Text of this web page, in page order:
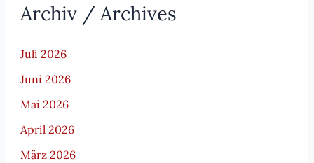
Archiv / Archives
Juli 2026
Juni 2026
Mai 2026
April 2026
März 2026